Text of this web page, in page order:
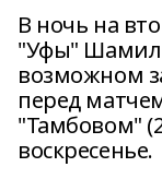
В ночь на
"Уфы"
возможном
перед
"Тамбовом"
воскресенье.